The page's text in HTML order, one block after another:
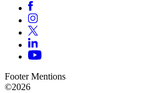
Footer Mentions
©2026